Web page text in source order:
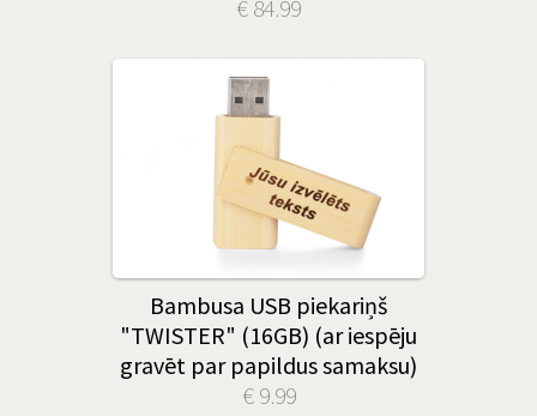
€ 84.99
Bambusa USB piekariņš
"TWISTER" (16GB) (ar iespēju
gravēt par papildus samaksu)
€ 9.99